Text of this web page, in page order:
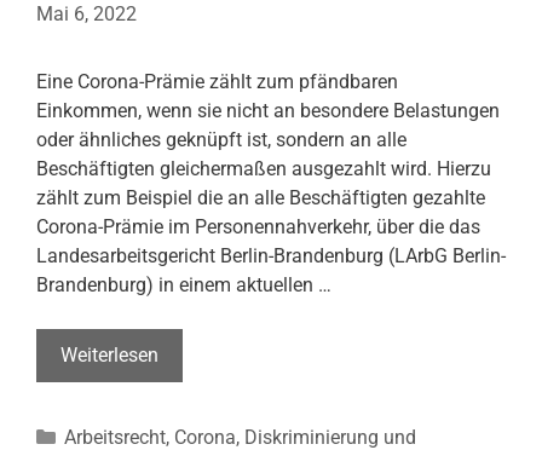
Mai 6, 2022
Eine Corona-Prämie zählt zum pfändbaren
Einkommen, wenn sie nicht an besondere Belastungen
oder ähnliches geknüpft ist, sondern an alle
Beschäftigten gleichermaßen ausgezahlt wird. Hierzu
zählt zum Beispiel die an alle Beschäftigten gezahlte
Corona-Prämie im Personennahverkehr, über die das
Landesarbeitsgericht Berlin-Brandenburg (LArbG Berlin-
Brandenburg) in einem aktuellen …
Weiterlesen
einer
Prämie
Kategorien
Arbeitsrecht, Corona, Diskriminierung und